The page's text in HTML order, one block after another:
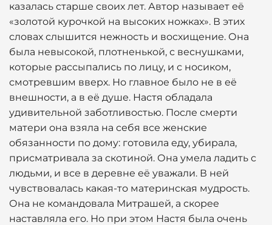
казалась старше своих лет. Автор называет её
«золотой курочкой на высоких ножках». В этих
словах слышится нежность и восхищение. Она
была невысокой, плотненькой, с веснушками,
которые рассыпались по лицу, и с носиком,
смотревшим вверх. Но главное было не в её
внешности, а в её душе. Настя обладала
удивительной заботливостью. После смерти
матери она взяла на себя все женские
обязанности по дому: готовила еду, убирала,
присматривала за скотиной. Она умела ладить с
людьми, и все в деревне её уважали. В ней
чувствовалась какая-то материнская мудрость.
Она не командовала Митрашей, а скорее
наставляла его. Но при этом Настя была очень